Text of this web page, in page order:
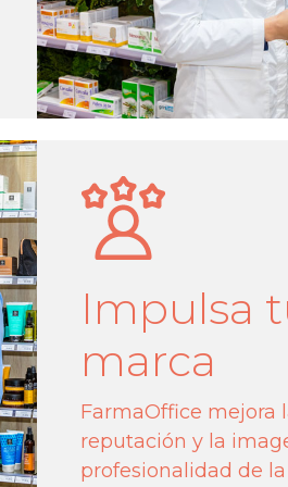
Impulsa
marca
FarmaOffice mejora
reputación y la
profesionalidad de